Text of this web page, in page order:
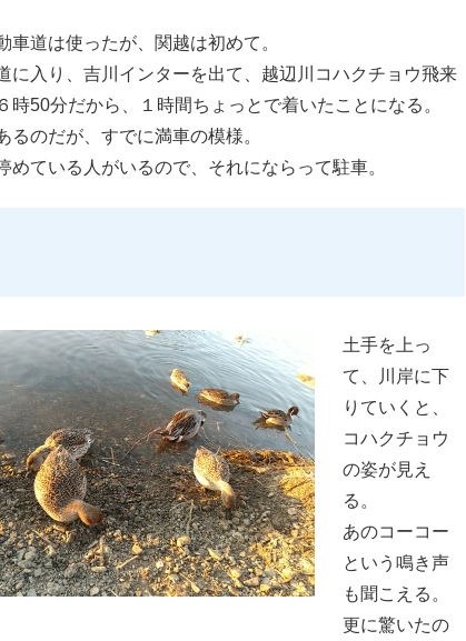
車道は使ったが、関越は初めて。
に入り、吉川インターを出て、越辺川コハクチョウ飛来
時50分だから、１時間ちょっとで着いたことになる。
るのだが、すでに満車の模様。
めている人がいるので、それにならって駐車。
土手を上っ
て、川岸に下
りていくと、
コハクチョウ
の姿が見え
る。
あのコーコー
という鳴き声
も聞こえる。
更に驚いたの